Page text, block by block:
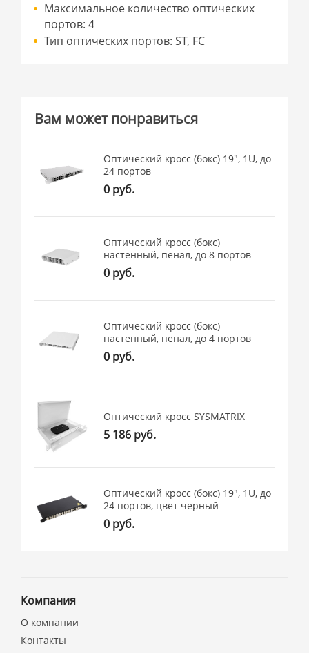
Максимальное количество оптических
портов: 4
Тип оптических портов: ST, FC
Вам может понравиться
Оптический кросс (бокс) 19", 1U, до
24 портов
0 руб.
Оптический кросс (бокс)
настенный, пенал, до 8 портов
0 руб.
Оптический кросс (бокс)
настенный, пенал, до 4 портов
0 руб.
Оптический кросс SYSMATRIX
5 186 руб.
Оптический кросс (бокс) 19", 1U, до
24 портов, цвет черный
0 руб.
Компания
О компании
Контакты